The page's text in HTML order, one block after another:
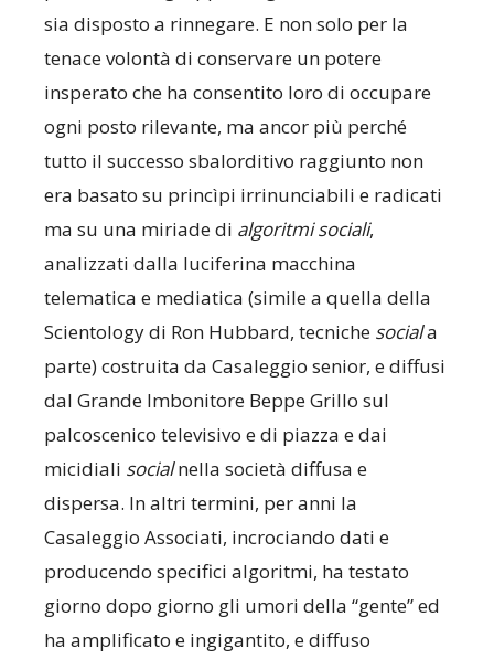
sia disposto a rinnegare. E non solo per la
tenace volontà di conservare un potere
insperato che ha consentito loro di occupare
ogni posto rilevante, ma ancor più perché
tutto il successo sbalorditivo raggiunto non
era basato su princìpi irrinunciabili e radicati
ma su una miriade di algoritmi sociali,
analizzati dalla luciferina macchina
telematica e mediatica (simile a quella della
Scientology di Ron Hubbard, tecniche sociala
parte) costruita da Casaleggio senior, e diffusi
dal Grande Imbonitore Beppe Grillo sul
palcoscenico televisivo e di piazza e dai
micidiali socialnella società diffusa e
dispersa. In altri termini, per anni la
Casaleggio Associati, incrociando dati e
producendo specifici algoritmi, ha testato
giorno dopo giorno gli umori della “gente” ed
ha amplificato e ingigantito, e diffuso